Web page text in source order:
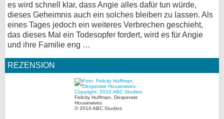
es wird schnell klar, dass Angie alles dafür tun würde,
dieses Geheimnis auch ein solches bleiben zu lassen. Als
eines Tages jedoch ein weiteres Verbrechen geschieht,
das dieses Mal ein Todesopfer fordert, wird es für Angie
und ihre Familie eng …
REZENSION
Felicity Huffman, Desperate
Housewives
© 2010 ABC Studios